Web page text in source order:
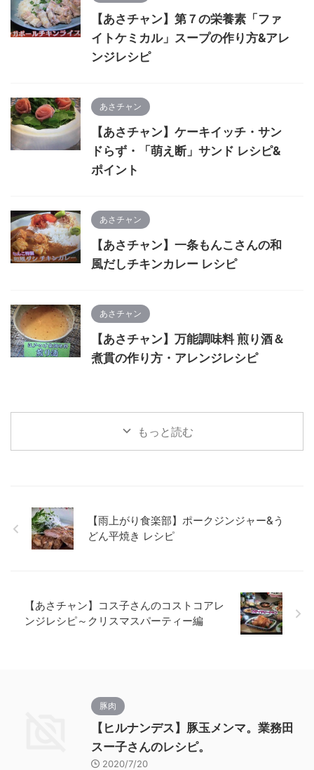
【あさチャン】第７の栄養素「ファ
イトケミカル」スープの作り方&アレ
ンジレシピ
あさチャン
【あさチャン】ケーキイッチ・サン
ドらず・「萌え断」サンド レシピ&
ポイント
あさチャン
【あさチャン】一条もんこさんの和
風だしチキンカレー レシピ
あさチャン
【あさチャン】万能調味料 煎り酒＆
煮貫の作り方・アレンジレシピ
もっと読む
【雨上がり食楽部】ポークジンジャー&う
どん平焼き レシピ
【あさチャン】コス子さんのコストコアレ
ンジレシピ～クリスマスパーティー編
豚肉
【ヒルナンデス】豚玉メンマ。業務田
スー子さんのレシピ。
2020/7/20